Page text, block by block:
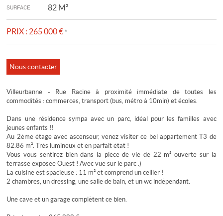
SURFACE 82 M²
PRIX : 265 000 €*
Nous contacter
Villeurbanne - Rue Racine à proximité immédiate de toutes les
commodités : commerces, transport (bus, métro à 10min) et écoles.
Dans une résidence sympa avec un parc, idéal pour les familles avec
jeunes enfants !!
Au 2ème étage avec ascenseur, venez visiter ce bel appartement T3 de
82.86 m². Très lumineux et en parfait état !
Vous vous sentirez bien dans la pièce de vie de 22 m² ouverte sur la
terrasse exposée Ouest ! Avec vue sur le parc :)
La cuisine est spacieuse : 11 m² et comprend un cellier !
2 chambres, un dressing, une salle de bain, et un wc indépendant.
Une cave et un garage complètent ce bien.